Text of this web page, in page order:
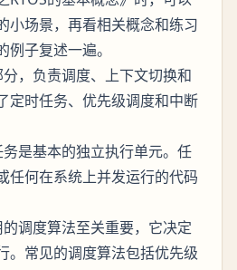
小场景，再看相关概念和练习
子复述一遍。
分，负责调度、上下文切换和
定时任务、优先级调度和中断
务是基本的独立执行单元。任
任何在系统上并发运行的代码
的调度算法至关重要，它决定
。常见的调度算法包括优先级